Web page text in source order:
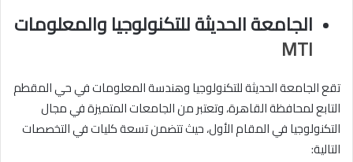
الجامعة الحديثة للتكنولوجيا والمعلومات
MTI
تقع الجامعة الحديثة للتكنولوجيا وهندسة المعلومات في حي المقطم
التابع لمحافظة القاهرة، وتعتبر من الجامعات المتميزة في مجال
التكنولوجيا في المقام الأول، حيث تتضمن تسعة كليات في التخصصات
التالية: